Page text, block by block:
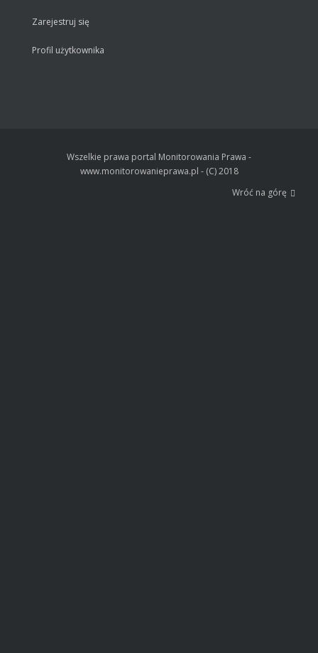
Zarejestruj się
Profil użytkownika
Wszelkie prawa portal Monitorowania Prawa -
www.monitorowanieprawa.pl - (C) 2018
Wróć na górę